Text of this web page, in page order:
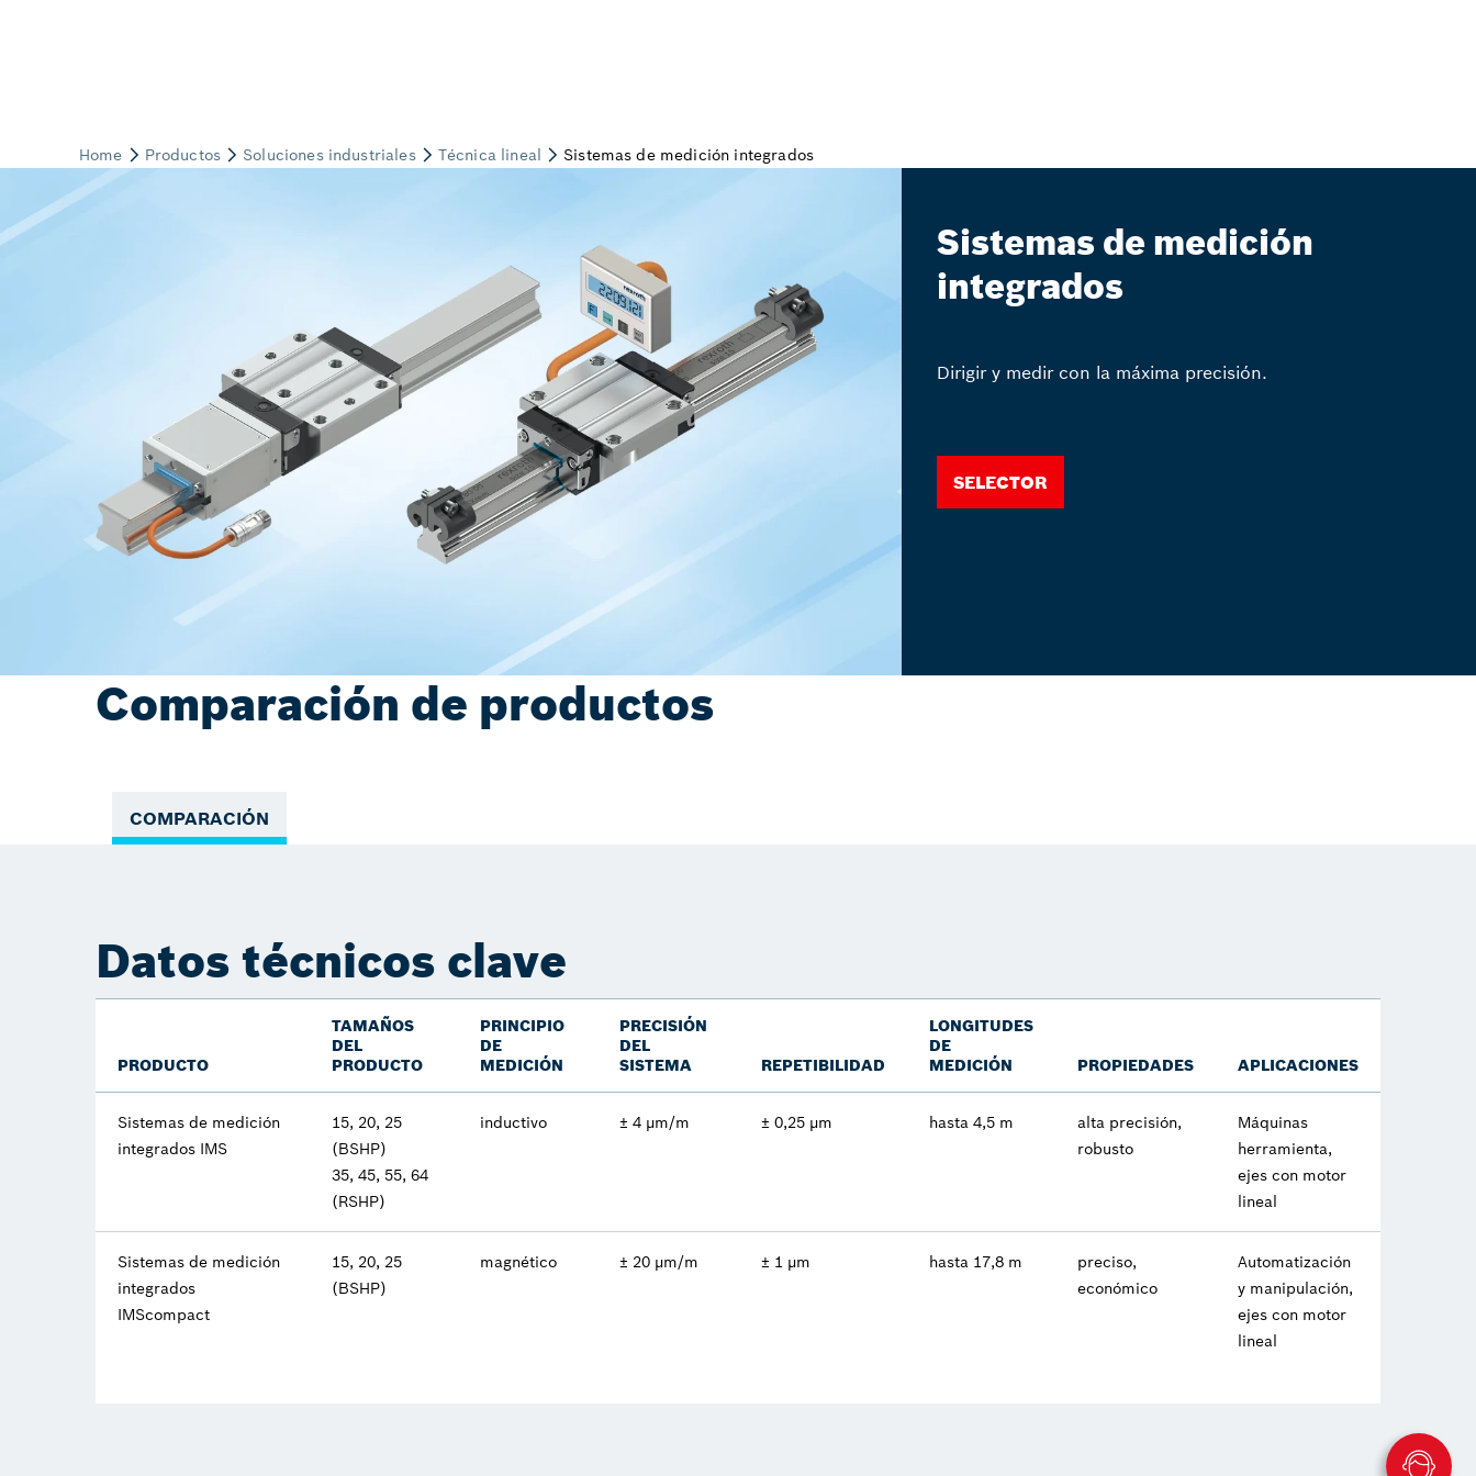
Sistemas de medición
integrados
Dirigir y medir con la máxima precisión.
Selector
Comparación de productos
COMPARACIÓN
Datos técnicos clave
PRODUCTO
TAMAÑOS
DEL
PRODUCTO
PRINCIPIO
DE
MEDICIÓN
PRECISIÓN
DEL
SISTEMA
REPETIBILIDAD
LONGITUDES
DE
MEDICIÓN
PROPIEDADES APLICACIONES
Sistemas de medición
integrados IMS
15, 20, 25
(BSHP)
35, 45, 55, 64
(RSHP)
inductivo ± 4 µm/m ± 0,25 µm hasta 4,5 m
alta precisión,
robusto
Máquinas
herramienta,
ejes con motor
lineal
Sistemas de medición
integrados
IMScompact
15, 20, 25
(BSHP)
magnético ± 20 µm/m ± 1 µm hasta 17,8 m
preciso,
económico
Automatización
y manipulación,
ejes con motor
lineal